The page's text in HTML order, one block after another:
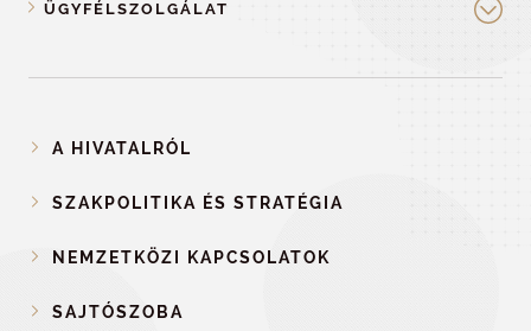
ÜGYFÉLSZOLGÁLAT
A HIVATALRÓL
SZAKPOLITIKA ÉS STRATÉGIA
NEMZETKÖZI KAPCSOLATOK
SAJTÓSZOBA